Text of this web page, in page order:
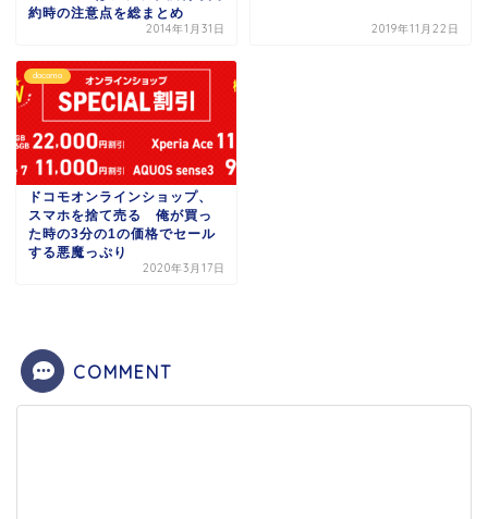
約時の注意点を総まとめ
2014年1月31日 2019年11月22日
docomo
ドコモオンラインショップ、
スマホを捨て売る 俺が買っ
た時の3分の1の価格でセール
する悪魔っぷり
2020年3月17日
COMMENT